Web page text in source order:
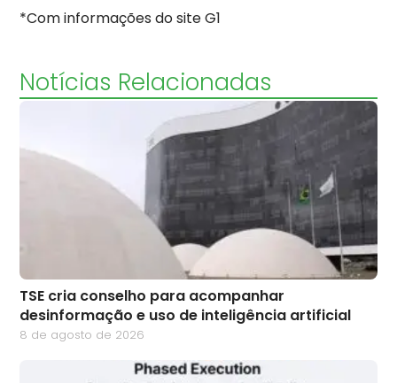
*Com informações do site G1
Notícias Relacionadas
TSE cria conselho para acompanhar
desinformação e uso de inteligência artificial
8 de agosto de 2026